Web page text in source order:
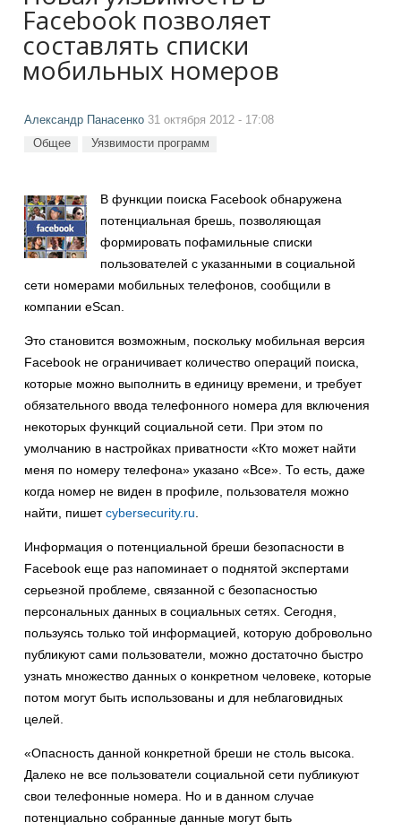
Facebook позволяет
составлять списки
мобильных номеров
Александр Панасенко 31 октября 2012 - 17:08
Общее Уязвимости программ
В функции поиска Facebook обнаружена
потенциальная брешь, позволяющая
формировать пофамильные списки
пользователей с указанными в социальной
сети номерами мобильных телефонов, сообщили в
компании eScan.
Это становится возможным, поскольку мобильная версия
Facebook не ограничивает количество операций поиска,
которые можно выполнить в единицу времени, и требует
обязательного ввода телефонного номера для включения
некоторых функций социальной сети. При этом по
умолчанию в настройках приватности «Кто может найти
меня по номеру телефона» указано «Все». То есть, даже
когда номер не виден в профиле, пользователя можно
найти, пишетcybersecurity.ru
Информация о потенциальной бреши безопасности в
Facebook еще раз напоминает о поднятой экспертами
серьезной проблеме, связанной с безопасностью
персональных данных в социальных сетях. Сегодня,
пользуясь только той информацией, которую добровольно
публикуют сами пользователи, можно достаточно быстро
узнать множество данных о конкретном человеке, которые
потом могут быть использованы и для неблаговидных
целей.
«Опасность данной конкретной бреши не столь высока.
Далеко не все пользователи социальной сети публикуют
свои телефонные номера. Но и в данном случае
потенциально собранные данные могут быть